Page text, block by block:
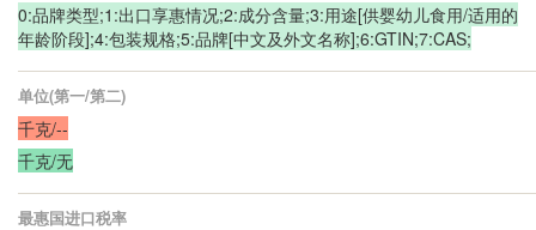
0:品牌类型;1:出口享惠情况;2:成分含量;3:用途[供婴幼儿食用/适用的
年龄阶段];4:包装规格;5:品牌[中文及外文名称];6:GTIN;7:CAS;
单位(第一/第二)
千克/--
千克/无
最惠国进口税率